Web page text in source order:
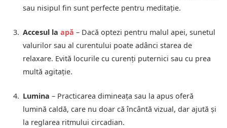
sau nisipul fin sunt perfecte pentru meditație.
Accesul la apă – Dacă optezi pentru malul apei, sunetul
valurilor sau al curentului poate adânci starea de
relaxare. Evită locurile cu curenți puternici sau cu prea
multă agitație.
Lumina – Practicarea dimineața sau la apus oferă
lumină caldă, care nu doar că încântă vizual, dar ajută și
la reglarea ritmului circadian.